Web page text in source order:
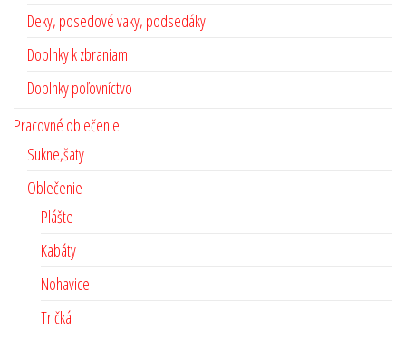
Deky, posedové vaky, podsedáky
Doplnky k zbraniam
Doplnky poľovníctvo
Pracovné oblečenie
Sukne,šaty
Oblečenie
Plášte
Kabáty
Nohavice
Tričká